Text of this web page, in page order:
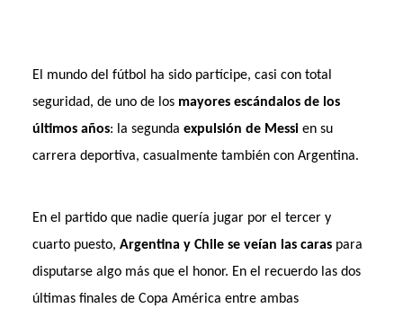
o
o
k
ti
r
El mundo del fútbol ha sido partícipe, casi con total
seguridad, de uno de los mayores escándalos de los
últimos años: la segunda expulsión de Messien su
carrera deportiva, casualmente también con Argentina.
En el partido que nadie quería jugar por el tercer y
cuarto puesto, Argentina y Chile se veían las caraspara
disputarse algo más que el honor. En el recuerdo las dos
últimas finales de Copa América entre ambas